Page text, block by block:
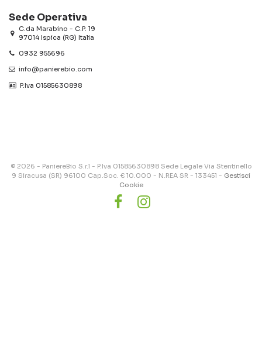
Sede Operativa
C.da Marabino - C.P. 19
97014 Ispica (RG) Italia
0932 955696
info@panierebio.com
‎‎‎‎‎ P.Iva 01585630898
© 2026 - PaniereBio S.r.l - P.Iva 01585630898 Sede Legale Via Stentinello
9 Siracusa (SR) 96100 Cap.Soc. € 10.000 - N.REA SR - 133451 - Gestisci
Cookie